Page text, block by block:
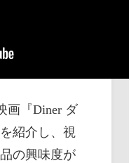
画『Diner ダ
紹介し、視
の興味度が